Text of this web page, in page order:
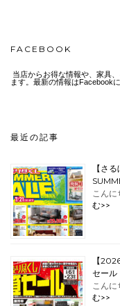
FACEBOOK
当店からお得な情報や、家具
ます。最新の情報はFacebook
最近の記事
【さ
こん
む>>
【
セール
こん
む>>